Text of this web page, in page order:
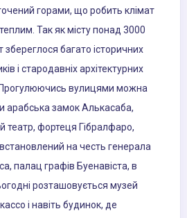
горами, що робить клімат
Так як місту понад 3000
збереглося багато історичних
і стародавніх архітектурних
вулицями можна
арабська замок Алькасаба,
театр, фортеця Гібралфаро,
встановлений на честь генерала
палац графів Буенавіста, в
розташовується музей
і навіть будинок, де